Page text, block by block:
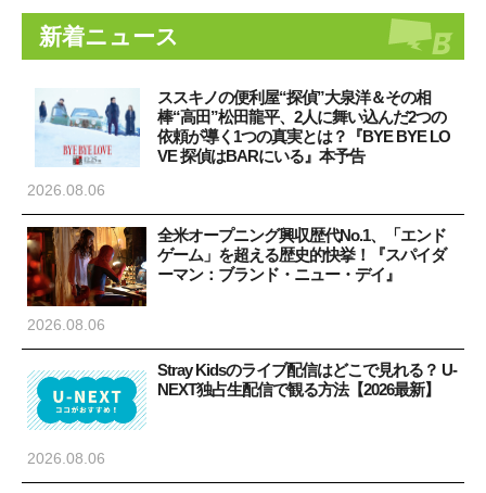
新着ニュース
ススキノの便利屋“探偵”大泉洋＆その相
棒“高田”松田龍平、2人に舞い込んだ2つの
依頼が導く1つの真実とは？『BYE BYE LO
VE 探偵はBARにいる』本予告
2026.08.06
全米オープニング興収歴代No.1、「エンド
ゲーム」を超える歴史的快挙！『スパイダ
ーマン：ブランド・ニュー・デイ』
2026.08.06
Stray Kidsのライブ配信はどこで見れる？ U-
NEXT独占生配信で観る方法【2026最新】
2026.08.06